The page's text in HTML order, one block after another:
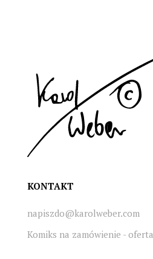
KONTAKT
napiszdo@karolweber.com
Komiks na zamówienie - oferta